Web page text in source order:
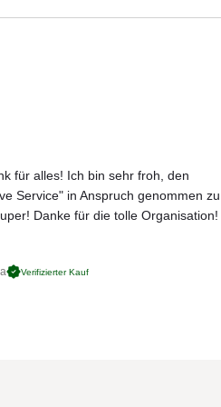
für alles! Ich bin sehr froh, den
Service" in Anspruch genommen zu
Danke für die tolle Organisation!
Verifizierter Kauf